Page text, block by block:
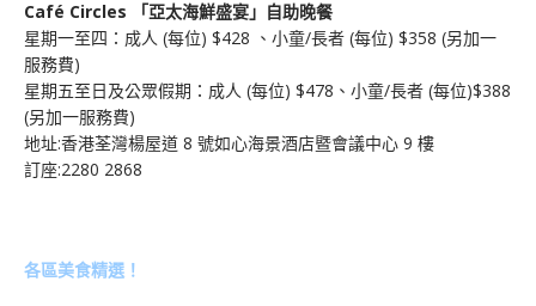
Café Circles 「亞太海鮮盛宴」自助晚餐
星期一至四：成人 (每位) $428 、小童/長者 (每位) $358 (另加一
服務費)
星期五至日及公眾假期：成人 (每位) $478、小童/長者 (每位)$388
(另加一服務費)
地址:香港荃灣楊屋道 8 號如心海景酒店暨會議中心 9 樓
訂座:2280 2868
各區美食精選！